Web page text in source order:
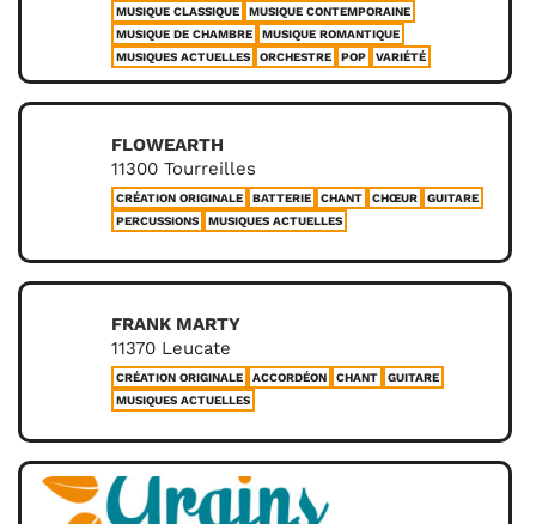
MUSIQUE CLASSIQUE
MUSIQUE CONTEMPORAINE
MUSIQUE DE CHAMBRE
MUSIQUE ROMANTIQUE
MUSIQUES ACTUELLES
ORCHESTRE POP VARIÉTÉ
FLOWEARTH
11300 Tourreilles
CRÉATION ORIGINALE BATTERIE CHANT CHŒUR
GUITARE
PERCUSSIONS
MUSIQUES ACTUELLES
FRANK MARTY
11370 Leucate
CRÉATION ORIGINALE ACCORDÉON CHANT
GUITARE
MUSIQUES ACTUELLES